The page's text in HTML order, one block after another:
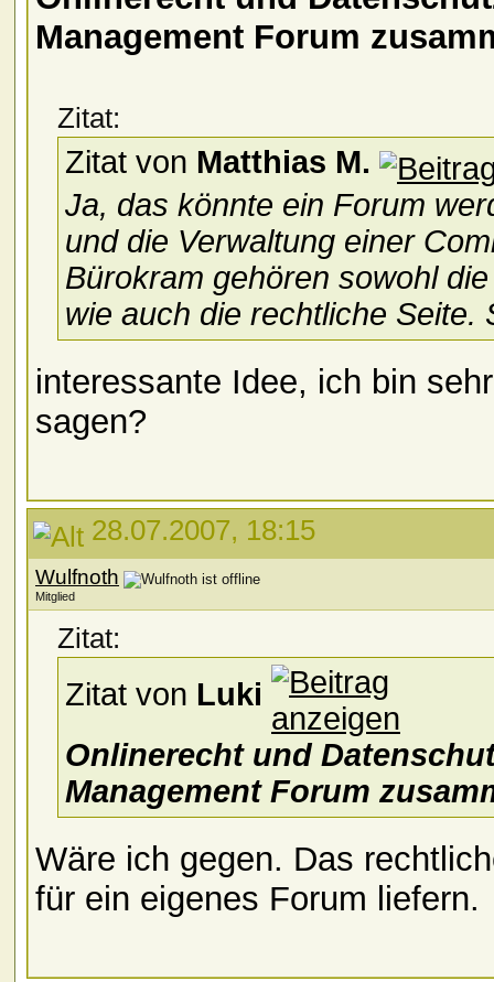
Management Forum
Zitat:
Zitat von Matthias M.
Ja, das könnte ein Forum
und die Verwaltung einer
Bürokram gehören sowohl
wie auch die rechtliche
interessante Idee, ich bin
sagen?
28.07.2007, 18:15
Wulfnoth
Mitglied
Zitat:
Zitat von Luki
Onlinerecht und
Management Forum
Wäre ich gegen. Das
für ein eigenes Forum liefern.